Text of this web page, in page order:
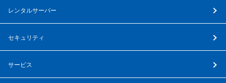
レンタルサーバー
セキュリティ
サービス